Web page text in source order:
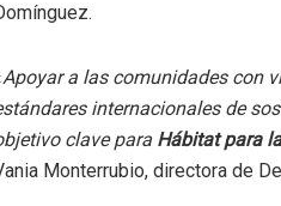
Apoyar a las comunidades con
internacionales de
clave para Hábitat para
Monterrubio, directora de